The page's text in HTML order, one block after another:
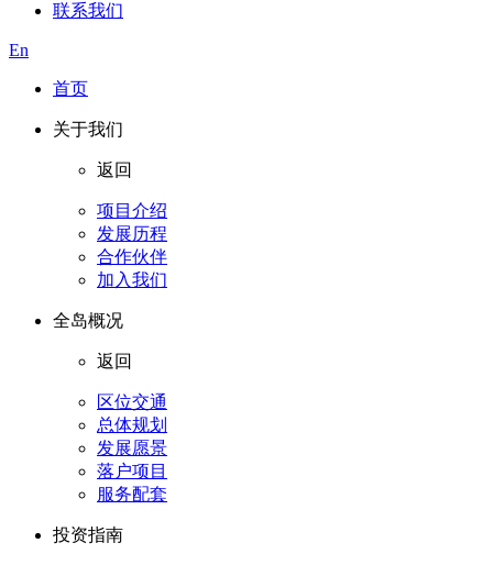
联系我们
En
首页
关于我们
返回
项目介绍
发展历程
合作伙伴
加入我们
全岛概况
返回
区位交通
总体规划
发展愿景
落户项目
服务配套
投资指南